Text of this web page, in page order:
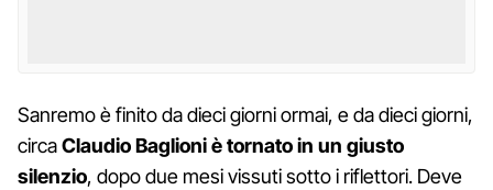
Sanremo è finito da dieci giorni ormai, e da dieci giorni,
circaClaudio Baglioni è tornato in un giusto
silenzio, dopo due mesi vissuti sotto i riflettori. Deve